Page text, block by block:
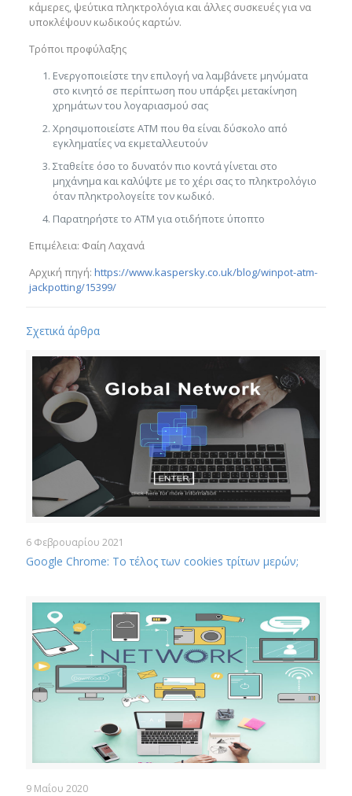
κάμερες, ψεύτικα πληκτρολόγια και άλλες συσκευές για να
υποκλέψουν κωδικούς καρτών.
Τρόποι προφύλαξης
Ενεργοποιείστε την επιλογή να λαμβάνετε μηνύματα
στο κινητό σε περίπτωση που υπάρξει μετακίνηση
χρημάτων του λογαριασμού σας
Χρησιμοποιείστε ΑΤΜ που θα είναι δύσκολο από
εγκληματίες να εκμεταλλευτούν
Σταθείτε όσο το δυνατόν πιο κοντά γίνεται στο
μηχάνημα και καλύψτε με το χέρι σας το πληκτρολόγιο
όταν πληκτρολογείτε τον κωδικό.
Παρατηρήστε το ΑΤΜ για οτιδήποτε ύποπτο
Επιμέλεια: Φαίη Λαχανά
Αρχική πηγή: https://www.kaspersky.co.uk/blog/winpot-atm-
jackpotting/15399/
Σχετικά άρθρα
6 Φεβρουαρίου 2021
Google Chrome: Το τέλος των cookies τρίτων μερών;
9 Μαΐου 2020